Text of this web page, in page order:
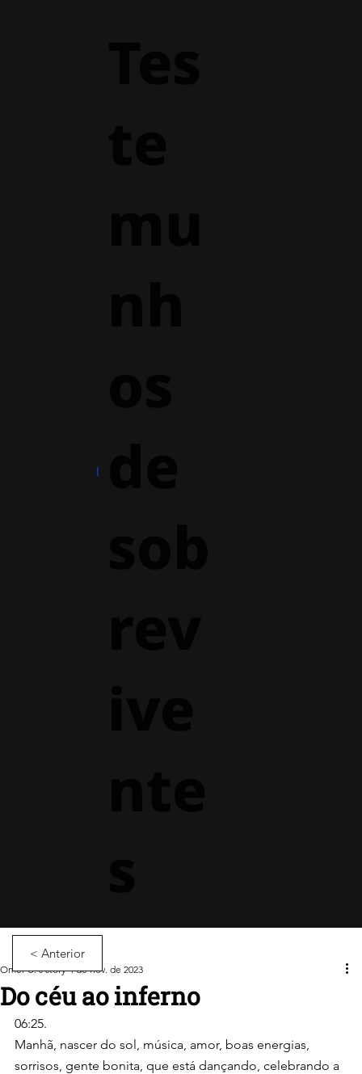
Do céu ao inferno
Omer U.'s story 4 de nov. de 2023
06:25.
Manhã, nascer do sol, música, amor, boas energias,
sorrisos, gente bonita, que está dançando, celebrando a
< Anterior